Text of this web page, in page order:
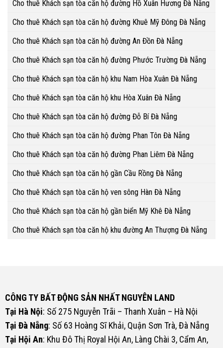
Cho thuê Khách sạn tòa căn hộ đường Hồ Xuân Hương Đà Nẵng
Cho thuê Khách sạn tòa căn hộ đường Khuê Mỹ Đông Đà Nẵng
Cho thuê Khách sạn tòa căn hộ đường An Đồn Đà Nẵng
Cho thuê Khách sạn tòa căn hộ đường Phước Trường Đà Nẵng
Cho thuê Khách sạn tòa căn hộ khu Nam Hòa Xuân Đà Nẵng
Cho thuê Khách sạn tòa căn hộ khu Hòa Xuân Đà Nẵng
Cho thuê Khách sạn tòa căn hộ đường Đỗ Bí Đà Nẵng
Cho thuê Khách sạn tòa căn hộ đường Phan Tôn Đà Nẵng
Cho thuê Khách sạn tòa căn hộ đường Phan Liêm Đà Nẵng
Cho thuê Khách sạn tòa căn hộ gần Cầu Rồng Đà Nẵng
Cho thuê Khách sạn tòa căn hộ ven sông Hàn Đà Nẵng
Cho thuê Khách sạn tòa căn hộ gần biển Mỹ Khê Đà Nẵng
Cho thuê Khách sạn tòa căn hộ khu đường An Thượng Đà Nẵng
CÔNG TY BẤT ĐỘNG SẢN NHẤT NGUYÊN LAND
Tại Hà Nội: Số 275 Nguyễn Trãi – Thanh Xuân – Hà Nội
Tại Đà Nẵng: Số 63 Hoàng Sĩ Khải, Quận Sơn Trà, Đà Nẵng
Tại Hội An: Khu Đô Thị Royal Hội An, Làng Chài 3, Cẩm An,